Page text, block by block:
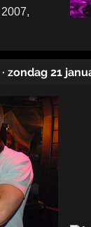
· zondag 21